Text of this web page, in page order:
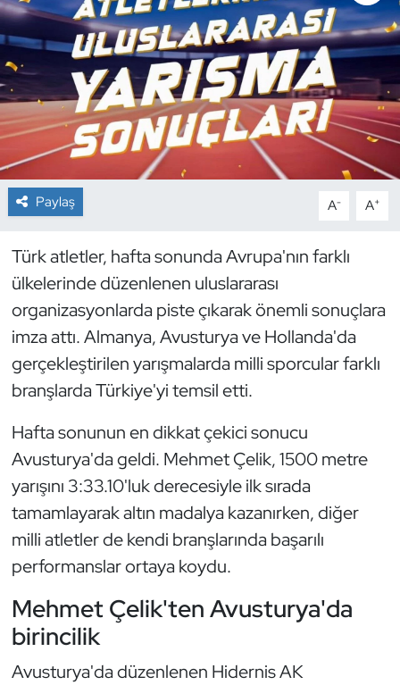
Paylaş A- A+
Türk atletler, hafta sonunda Avrupa'nın farklı
ülkelerinde düzenlenen uluslararası
organizasyonlarda piste çıkarak önemli sonuçlara
imza attı. Almanya, Avusturya ve Hollanda'da
gerçekleştirilen yarışmalarda milli sporcular farklı
branşlarda Türkiye'yi temsil etti.
Hafta sonunun en dikkat çekici sonucu
Avusturya'da geldi. Mehmet Çelik, 1500 metre
yarışını 3:33.10'luk derecesiyle ilk sırada
tamamlayarak altın madalya kazanırken, diğer
milli atletler de kendi branşlarında başarılı
performanslar ortaya koydu.
Mehmet Çelik'ten Avusturya'da
birincilik
Avusturya'da düzenlenen Hidernis AK
Buz Pateni
Çim Hokeyi
Cimnastik
Dağcılık
Dans Sporları
Dövüş Sanatı
E-Spor
Eskrim
Futbol
Futsal
Genel
Güreş
Halter